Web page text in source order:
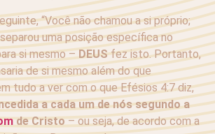
“Você não chamou a si próprio;
uma posição específica no
si mesmo –DEUSfez isto. Portanto,
de si mesmo além do que
tudo a ver com o que Efésios 4:7 diz,
a cada um de nós segundo a
de Cristo– ou seja, de acordo com a